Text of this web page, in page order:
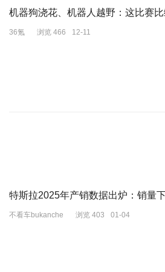
机器狗浇花、机器人越野：这比赛
36氪 浏览 466 12-11
特斯拉2025年产销数据出炉：销量
不看车bukanche 浏览 403 01-04